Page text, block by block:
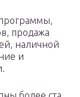
продажа
наличной
и